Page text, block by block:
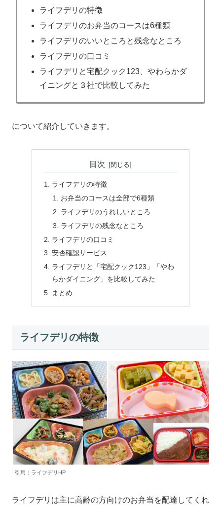
ライフデリの特徴
ライフデリのお弁当のコースは6種類
ライフデリのいいところと残念なところ
ライフデリの口コミ
ライフデリと宅配クック123、やわらかダ
イニングと３社で比較してみた
について紹介していきます。
目次
ライフデリの特徴
お弁当のコースは全部で6種類
ライフデリのうれしいところ
ライフデリの残念なところ
ライフデリの口コミ
安否確認サービス
ライフデリと「宅配クック123」「やわ
らかダイニング」を比較してみた
まとめ
ライフデリの特徴
引用：ライフデリHP
ライフデリは主に高齢の方向けのお弁当を配達してくれ